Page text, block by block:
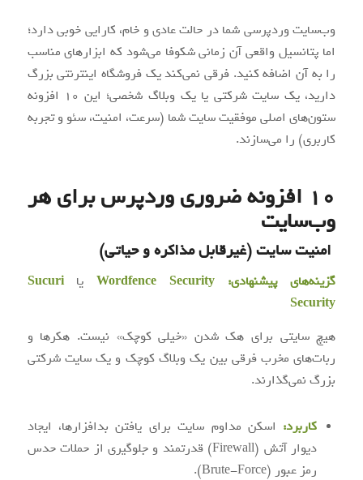
وب‌سایت وردپرسی شما در حالت عادی و خام، کارایی خوبی دارد؛
اما پتانسیل واقعی آن زمانی شکوفا می‌شود که ابزارهای مناسب
را به آن اضافه کنید. فرقی نمی‌کند یک فروشگاه اینترنتی بزرگ
دارید، یک سایت شرکتی یا یک وبلاگ شخصی؛ این ۱۰ افزونه
ستون‌های اصلی موفقیت سایت شما (سرعت، امنیت، سئو و تجربه
کاربری) را می‌سازند.
۱۰ افزونه‌ ضروری وردپرس برای هر
وب‌سایت
امنیت سایت (غیرقابل مذاکره و حیاتی)
گزینه‌های پیشنهادی: Wordfence SecurityیاSucuri
Security
هیچ سایتی برای هک شدن «خیلی کوچک» نیست. هکرها و
ربات‌های مخرب فرقی بین یک وبلاگ کوچک و یک سایت شرکتی
بزرگ نمی‌گذارند.
کاربرد: اسکن مداوم سایت برای یافتن بدافزارها، ایجاد
دیوار آتش (Firewall) قدرتمند و جلوگیری از حملات حدس
رمز عبور (Brute-Force).